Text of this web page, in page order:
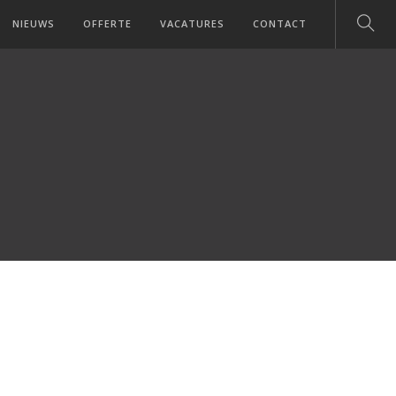
NIEUWS OFFERTE VACATURES CONTACT